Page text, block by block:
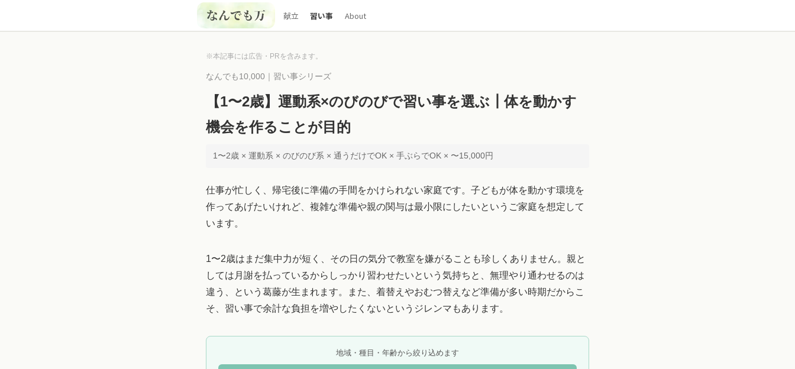
献立 習い事 About
※本記事には広告・PRを含みます。
なんでも10,000｜習い事シリーズ
【1〜2歳】運動系×のびのびで習い事を選ぶ┃体を動かす
機会を作ることが目的
1〜2歳 × 運動系 × のびのび系 × 通うだけでOK × 手ぶらでOK × 〜15,000円
仕事が忙しく、帰宅後に準備の手間をかけられない家庭です。子どもが体を動かす環境を
作ってあげたいけれど、複雑な準備や親の関与は最小限にしたいというご家庭を想定して
います。
1〜2歳はまだ集中力が短く、その日の気分で教室を嫌がることも珍しくありません。親と
しては月謝を払っているからしっかり習わせたいという気持ちと、無理やり通わせるのは
違う、という葛藤が生まれます。また、着替えやおむつ替えなど準備が多い時期だからこ
そ、習い事で余計な負担を増やしたくないというジレンマもあります。
地域・種目・年齢から絞り込めます